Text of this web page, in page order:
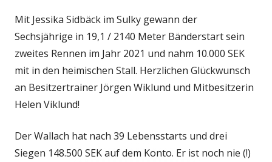
Mit Jessika Sidbäck im Sulky gewann der
Sechsjährige in 19,1 / 2140 Meter Bänderstart sein
zweites Rennen im Jahr 2021 und nahm 10.000 SEK
mit in den heimischen Stall. Herzlichen Glückwunsch
an Besitzertrainer Jörgen Wiklund und Mitbesitzerin
Helen Viklund!
Der Wallach hat nach 39 Lebensstarts und drei
Siegen 148.500 SEK auf dem Konto. Er ist noch nie (!)